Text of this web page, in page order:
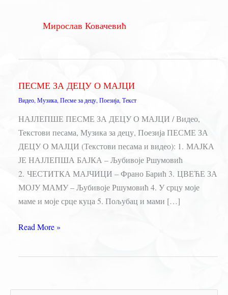
Мирослав Ковачевић
ПЕСМЕ ЗА ДЕЦУ О МАЈЦИ
Видео, Музика, Песме за децу, Поезија, Текст
НАЈЛЕПШЕ ПЕСМЕ ЗА ДЕЦУ О МАЈЦИ / Видео,
Текстови песама, Музика за децу, Поезија ПЕСМЕ ЗА
ДЕЦУ О МАЈЦИ (Текстови песама и видео): 1. МАЈКА
ЈЕ НАЈЛЕПША БАЈКА – Љубивоје Ршумовић
2. ЧЕСТИТКА МАЈЧИЦИ – Франо Барић 3. ЦВЕЋЕ ЗА
МОЈУ МАМУ – Љубивоје Ршумовић 4. У срцу моје
маме и моје срце куца 5. Пољубац и мами […]
ПЕСМЕ
ДЕЦУ
Read More »